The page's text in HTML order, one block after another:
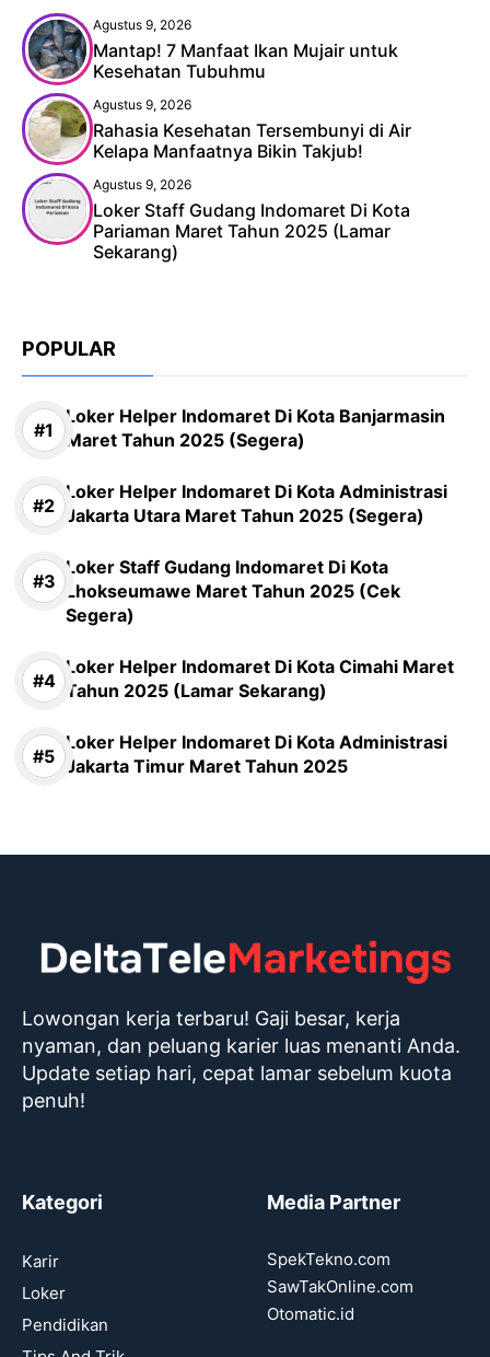
Agustus 9, 2026
Mantap! 7 Manfaat Ikan Mujair untuk
Kesehatan Tubuhmu
Agustus 9, 2026
Rahasia Kesehatan Tersembunyi di Air
Kelapa Manfaatnya Bikin Takjub!
Agustus 9, 2026
Loker Staff Gudang Indomaret Di Kota
Pariaman Maret Tahun 2025 (Lamar
Sekarang)
POPULAR
Loker Helper Indomaret Di Kota Banjarmasin
Maret Tahun 2025 (Segera)
Loker Helper Indomaret Di Kota Administrasi
Jakarta Utara Maret Tahun 2025 (Segera)
Loker Staff Gudang Indomaret Di Kota
Lhokseumawe Maret Tahun 2025 (Cek
Segera)
Loker Helper Indomaret Di Kota Cimahi Maret
Tahun 2025 (Lamar Sekarang)
Loker Helper Indomaret Di Kota Administrasi
Jakarta Timur Maret Tahun 2025
Lowongan kerja terbaru! Gaji besar, kerja
nyaman, dan peluang karier luas menanti Anda.
Update setiap hari, cepat lamar sebelum kuota
penuh!
Kategori
Karir
Loker
Pendidikan
Media Partner
SpekTekno.com
SawTakOnline.com
Otomatic.id